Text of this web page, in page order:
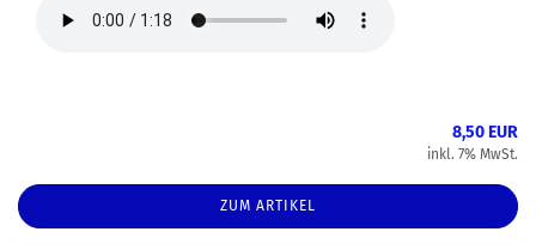
8,50 EUR
inkl. 7% MwSt.
ZUM ARTIKEL